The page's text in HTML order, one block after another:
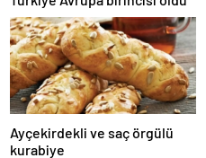
Ayçekirdekli ve saç örgülü
kurabiye